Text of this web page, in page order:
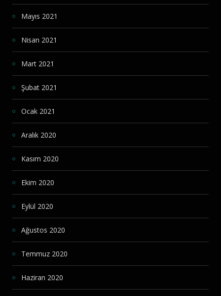
Mayıs 2021
Nisan 2021
Mart 2021
Şubat 2021
Ocak 2021
Aralık 2020
Kasım 2020
Ekim 2020
Eylül 2020
Ağustos 2020
Temmuz 2020
Haziran 2020